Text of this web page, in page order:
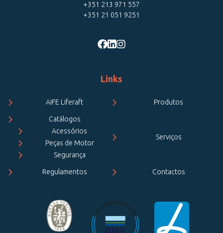
+351 213 971 557
+351 21 051 9251
Links
AIFE Liferaft Produtos
Catálogos
Acessórios
Peças de Motor
Segurança
Serviços
Regulamentos Contactos